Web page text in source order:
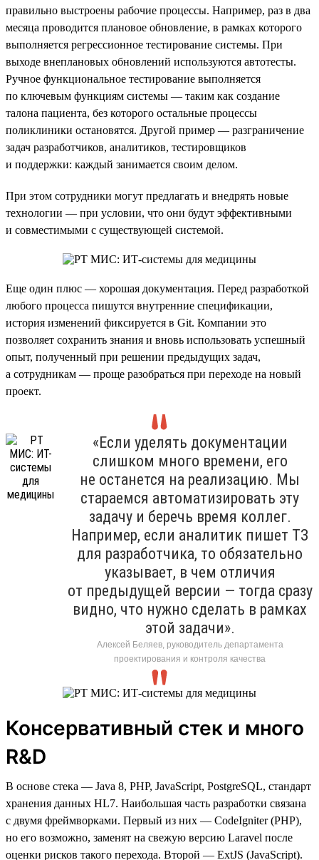
правильно выстроены рабочие процессы. Например, раз в два
месяца проводится плановое обновление, в рамках которого
выполняется регрессионное тестирование системы. При
выходе внеплановых обновлений используются автотесты.
Ручное функциональное тестирование выполняется
по ключевым функциям системы — таким как создание
талона пациента, без которого остальные процессы
поликлиники остановятся. Другой пример — разграничение
задач разработчиков, аналитиков, тестировщиков
и поддержки: каждый занимается своим делом.
При этом сотрудники могут предлагать и внедрять новые
технологии — при условии, что они будут эффективными
и совместимыми с существующей системой.
Еще один плюс — хорошая документация. Перед разработкой
любого процесса пишутся внутренние спецификации,
история изменений фиксируется в Git. Компании это
позволяет сохранить знания и вновь использовать успешный
опыт, полученный при решении предыдущих задач,
а сотрудникам — проще разобраться при переходе на новый
проект.
«Если уделять документации
слишком много времени, его
не останется на реализацию. Мы
стараемся автоматизировать эту
задачу и беречь время коллег.
Например, если аналитик пишет ТЗ
для разработчика, то обязательно
указывает, в чем отличия
от предыдущей версии — тогда сразу
видно, что нужно сделать в рамках
этой задачи».
Алексей Беляев, руководитель департамента
проектирования и контроля качества
Консервативный стек и много
R&D
В основе стека — Java 8, PHP, JavaScript, PostgreSQL, стандарт
хранения данных HL7. Наибольшая часть разработки связана
с двумя фреймворками. Первый из них — CodeIgniter (PHP),
но его возможно, заменят на свежую версию Laravel после
оценки рисков такого перехода. Второй — ExtJS (JavaScript).